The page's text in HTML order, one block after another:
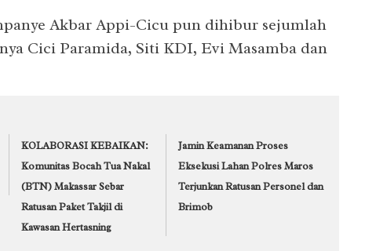
Akbar Appi-Cicu pun dihibur sejumlah
Cici Paramida, Siti KDI, Evi Masamba dan
KOLABORASI KEBAIKAN:
Komunitas Bocah Tua Nakal
(BTN) Makassar Sebar
Ratusan Paket Takjil di
Kawasan Hertasning
Jamin Keamanan Proses
Eksekusi Lahan Polres Maros
Terjunkan Ratusan Personel dan
Brimob